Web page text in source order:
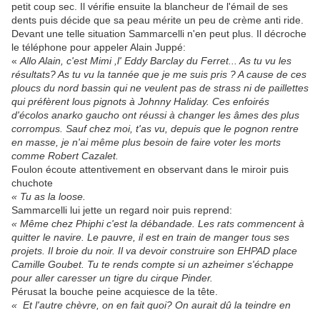
petit coup sec. Il vérifie ensuite la blancheur de l'émail de ses
dents puis décide que sa peau mérite un peu de crème anti ride.
Devant une telle situation Sammarcelli n'en peut plus. Il décroche
le téléphone pour appeler Alain Juppé:
« Allo Alain, c'est Mimi ,l' Eddy Barclay du Ferret... As tu vu les
résultats? As tu vu la tannée que je me suis pris ? A cause de ces
ploucs du nord bassin qui ne veulent pas de strass ni de paillettes
qui préfèrent lous pignots à Johnny Haliday. Ces enfoirés
d'écolos anarko gaucho ont réussi à changer les âmes des plus
corrompus. Sauf chez moi, t'as vu, depuis que le pognon rentre
en masse, je n'ai même plus besoin de faire voter les morts
comme Robert Cazalet.
Foulon écoute attentivement en observant dans le miroir puis
chuchote
« Tu as la loose.
Sammarcelli lui jette un regard noir puis reprend:
« Même chez Phiphi c'est la débandade. Les rats commencent à
quitter le navire. Le pauvre, il est en train de manger tous ses
projets. Il broie du noir. Il va devoir construire son EHPAD place
Camille Goubet. Tu te rends compte si un azheimer s'échappe
pour aller caresser un tigre du cirque Pinder.
Pérusat la bouche peine acquiesce de la tête.
« Et l'autre chèvre, on en fait quoi? On aurait dû la teindre en